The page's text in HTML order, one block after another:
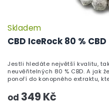
CBD IceRock 80 % CBD
Skladem
od 349 Kč
Jestli hledáte největší kvalitu,
neuvěřitelných 80 % CBD. A jak
ponoří do konopného extraktu,